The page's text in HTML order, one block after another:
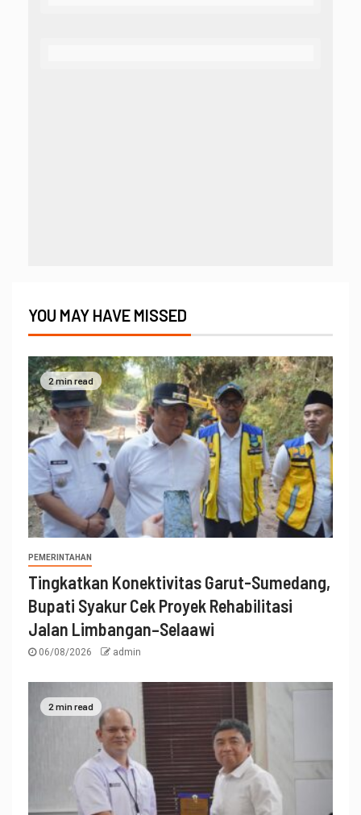
YOU MAY HAVE MISSED
2 min read
PEMERINTAHAN
Tingkatkan Konektivitas Garut-Sumedang,
Bupati Syakur Cek Proyek Rehabilitasi
Jalan Limbangan–Selaawi
06/08/2026 admin
2 min read